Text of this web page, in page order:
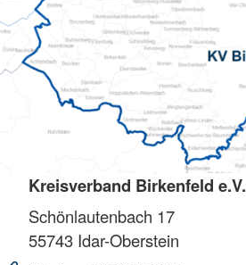
Kreisverband Birkenfeld e.V.
Schönlautenbach 17
55743 Idar-Oberstein